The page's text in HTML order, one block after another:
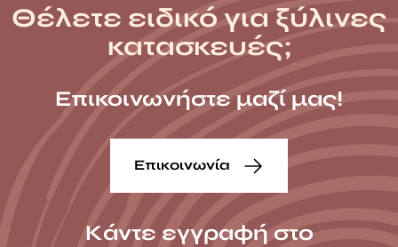
Θέλετε ειδικό για ξύλινες
κατασκευές;
Επικοινωνήστε μαζί μας!
Επικοινωνία
Κάντε εγγραφή στο